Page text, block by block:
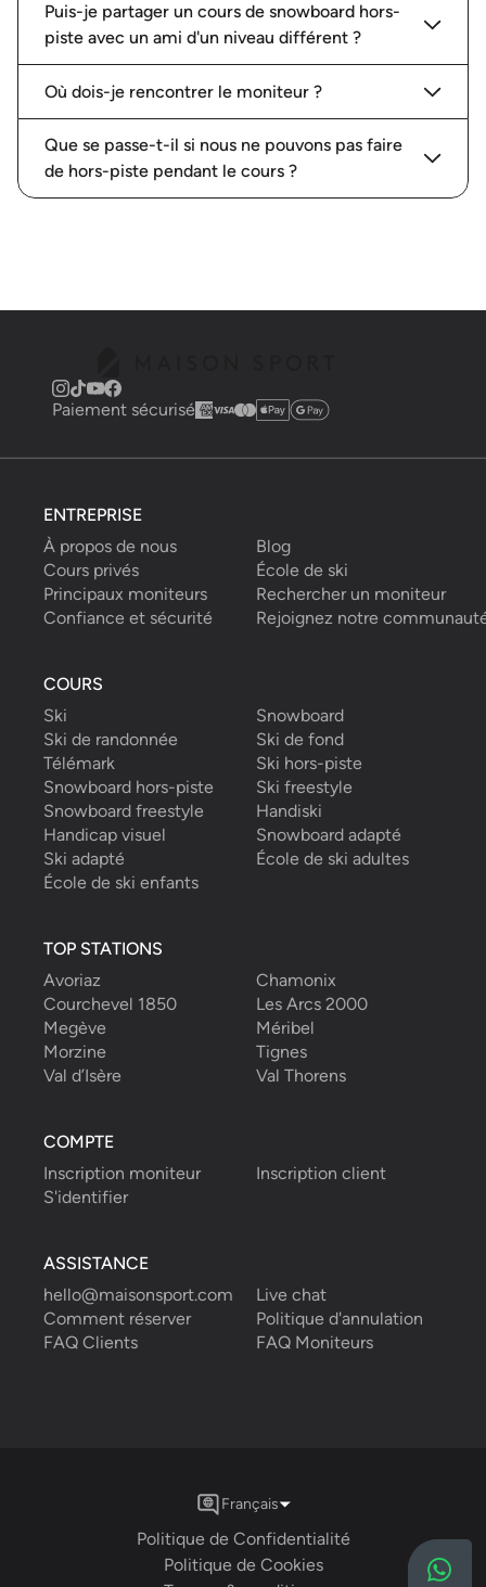
Puis-je partager un cours de snowboard hors-
piste avec un ami d'un niveau différent ?
Où dois-je rencontrer le moniteur ?
Que se passe-t-il si nous ne pouvons pas faire
de hors-piste pendant le cours ?
Paiement sécurisé
ENTREPRISE
À propos de nous
Blog
Cours privés
École de ski
Principaux moniteurs
Rechercher un moniteur
Confiance et sécurité
Rejoignez notre
COURS
Ski
Snowboard
Ski de randonnée
Ski de fond
Télémark
Ski hors-piste
Snowboard hors-piste
Ski freestyle
Snowboard freestyle
Handiski
Handicap visuel
Snowboard adapté
Ski adapté
École de ski adultes
École de ski enfants
TOP STATIONS
Avoriaz
Chamonix
Courchevel 1850
Les Arcs 2000
Megève
Méribel
Morzine
Tignes
Val d’Isère
Val Thorens
COMPTE
Inscription moniteur
Inscription client
S'identifier
ASSISTANCE
hello@maisonsport.com
Live chat
Comment réserver
Politique d'annulation
FAQ Clients
FAQ Moniteurs
Politique de Cookies
Politique de Confidentialité
Français